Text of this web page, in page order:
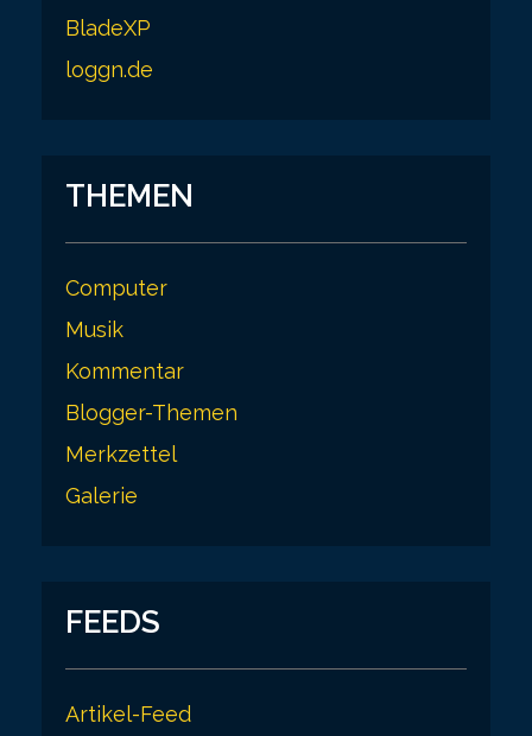
BladeXP
loggn.de
THEMEN
Computer
Musik
Kommentar
Blogger-Themen
Merkzettel
Galerie
FEEDS
Artikel-Feed